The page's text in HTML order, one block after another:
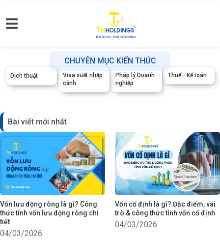
CHUYÊN MỤC KIẾN THỨC
Dịch thuật
Visa xuất nhập
cảnh
Pháp lý Doanh
nghiệp
Thuế - Kế toán
Bài viết mới nhất
Vốn lưu động ròng là gì? Công
thức tính vốn lưu động ròng chi
tiết
04/03/2026
Vốn cố định là gì? Đặc điểm, vai
trò & công thức tính vốn cố định
04/03/2026